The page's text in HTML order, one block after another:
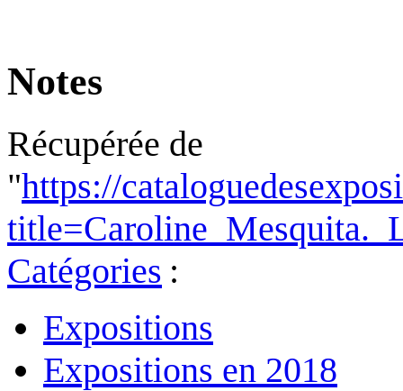
Notes
Récupérée de
"https://
Catégories :
Expositions
Expositions en 2018